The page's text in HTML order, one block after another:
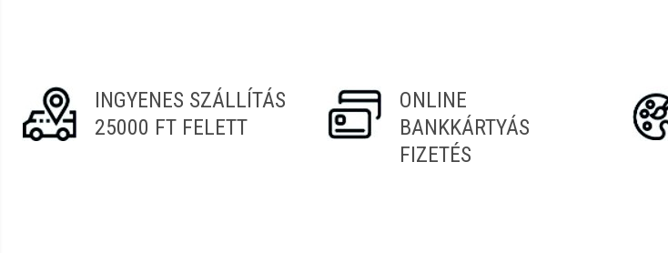
INGYENES SZÁLLÍTÁS
25000 FT FELETT
ONLINE
BANKKÁRTYÁS
FIZETÉS